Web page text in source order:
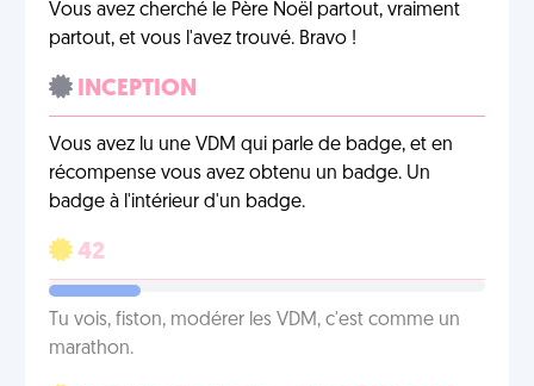
Vous avez cherché le Père Noël partout, vraiment
partout, et vous l'avez trouvé. Bravo !
INCEPTION
Vous avez lu une VDM qui parle de badge, et en
récompense vous avez obtenu un badge. Un
badge à l'intérieur d'un badge.
42
Tu vois, fiston, modérer les VDM, c'est comme un
marathon.